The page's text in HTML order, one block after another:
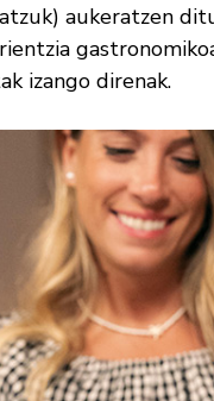
aukeratzen
izango direnak.